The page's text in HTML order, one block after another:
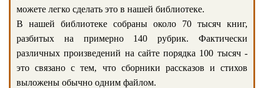
можете легко сделать это в нашей библиотеке.
В нашей библиотеке собраны около 70 тысяч книг,
разбитых на примерно 140 рубрик. Фактически
различных произведений на сайте порядка 100 тысяч -
это связано с тем, что сборники рассказов и стихов
выложены обычно одним файлом.